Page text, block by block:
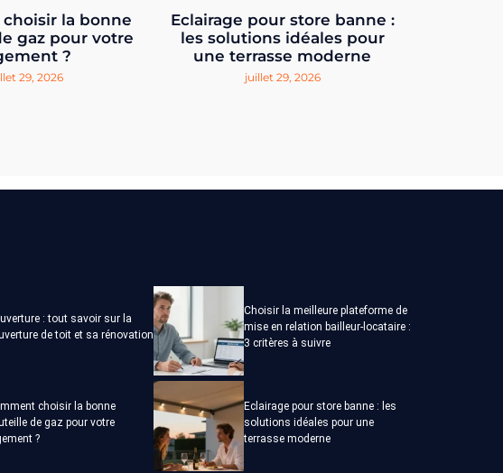
la bonne
gaz pour votre
?
29, 2026
Eclairage pour store banne :
les solutions idéales pour
une terrasse moderne
juillet 29, 2026
: tout savoir sur la
de toit et sa rénovation
Choisir la meilleure plateforme de
mise en relation bailleur-locataire :
3 critères à suivre
choisir la bonne
de gaz pour votre
?
Eclairage pour store banne : les
solutions idéales pour une
terrasse moderne